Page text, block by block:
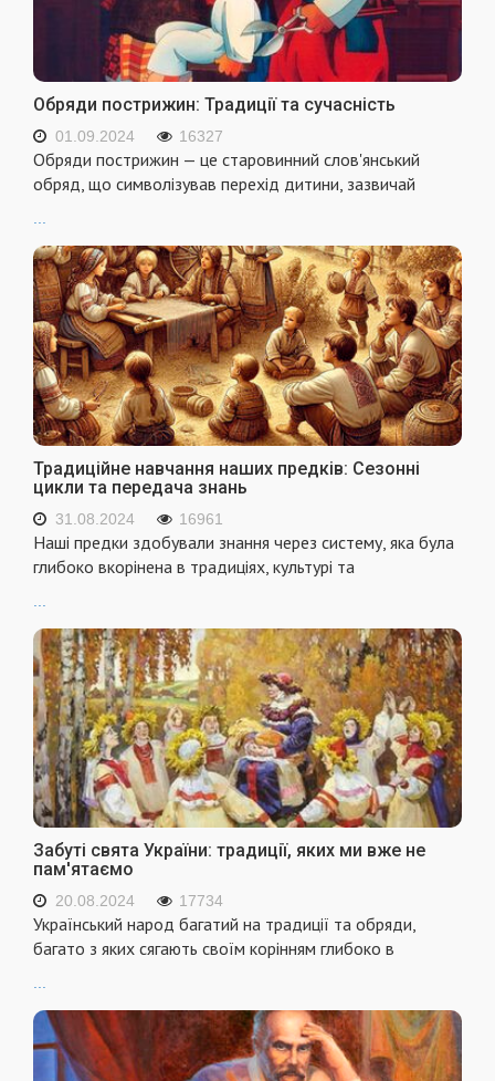
Обряди пострижин: Традиції та сучасність
01.09.2024 16327
Обряди пострижин — це старовинний слов'янський
обряд, що символізував перехід дитини, зазвичай
...
Традиційне навчання наших предків: Сезонні
цикли та передача знань
31.08.2024 16961
Наші предки здобували знання через систему, яка була
глибоко вкорінена в традиціях, культурі та
Забуті свята України: традиції, яких ми вже не
пам'ятаємо
20.08.2024 17734
Український народ багатий на традиції та обряди,
багато з яких сягають своїм корінням глибоко в